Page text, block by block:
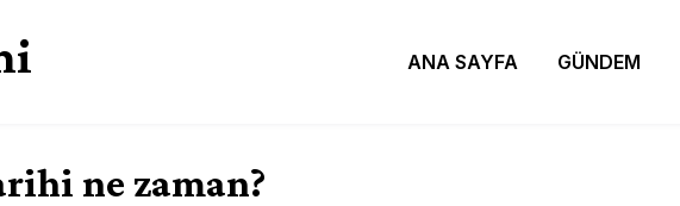
ANA SAYFA GÜNDEM
ne zaman?